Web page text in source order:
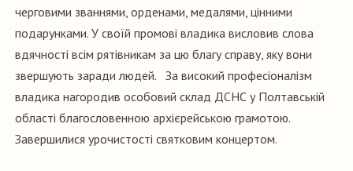
черговими званнями, орденами, медалями, цінними
подарунками. У своїй промові владика висловив слова
вдячності всім рятівникам за цю благу справу, яку вони
звершують заради людей. За високий професіоналізм
владика нагородив особовий склад ДСНС у Полтавській
області благословенною архієрейською грамотою.
Завершилися урочистості святковим концертом.